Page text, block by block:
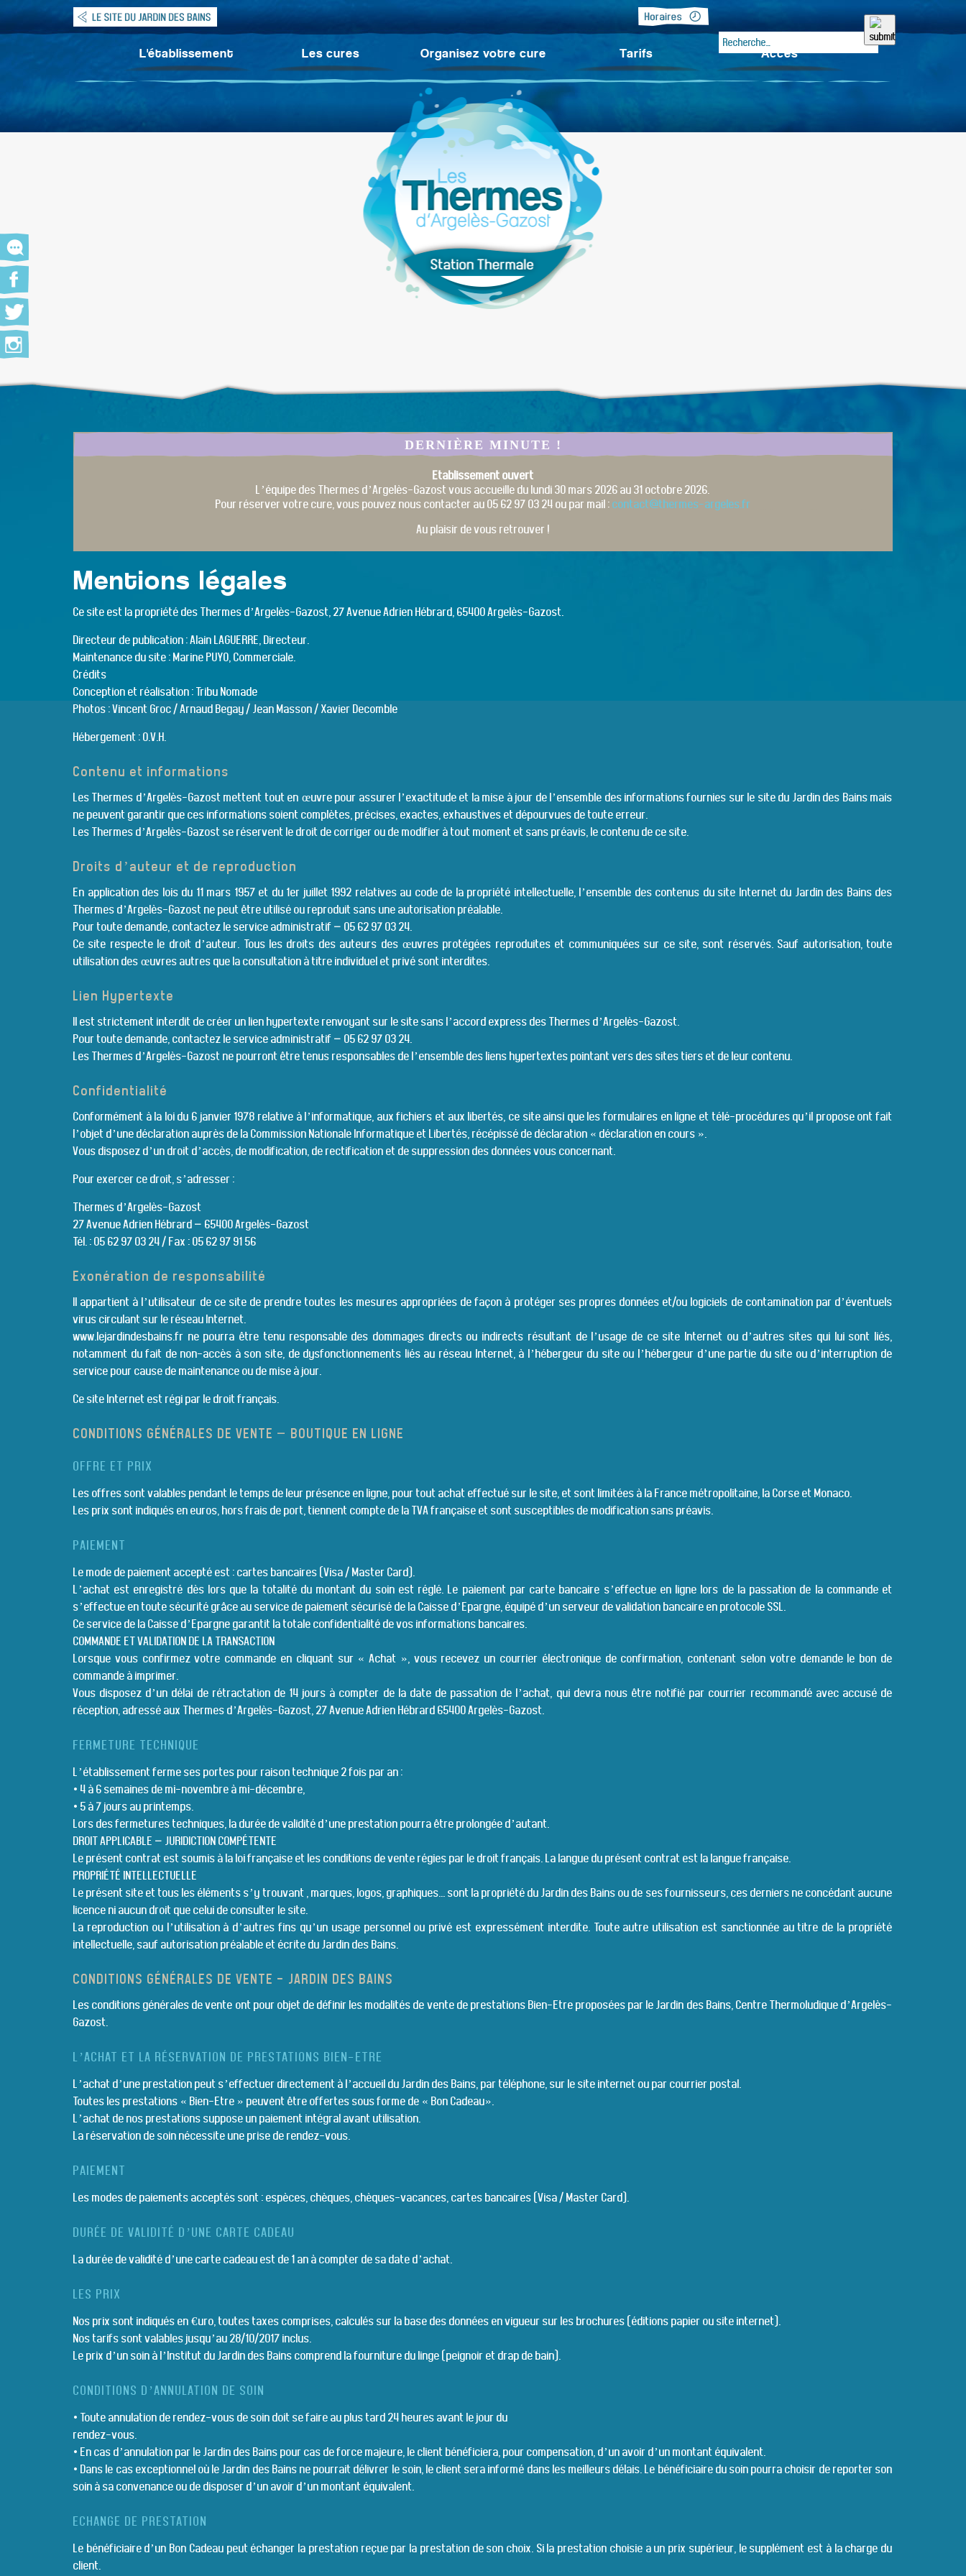
L'établissement Les cures Organisez votre cure Tarifs Accès
DERNIÈRE MINUTE !
Etablissement ouvert
L’équipe des Thermes d’Argelès-Gazost vous accueille du lundi 30 mars 2026 au 31 octobre 2026.
Pour réserver votre cure, vous pouvez nous contacter au 05 62 97 03 24 ou par mail : contact@thermes-argeles.fr
Au plaisir de vous retrouver !
Mentions légales
Ce site est la propriété des Thermes d’Argelès-Gazost, 27 Avenue Adrien Hébrard, 65400 Argelès-Gazost.
Directeur de publication : Alain LAGUERRE, Directeur.
Maintenance du site : Marine PUYO, Commerciale.
Crédits
Conception et réalisation : Tribu Nomade
Photos : Vincent Groc / Arnaud Begay / Jean Masson / Xavier Decomble
Hébergement : O.V.H.
Contenu et informations
Les Thermes d’Argelès-Gazost mettent tout en œuvre pour assurer l’exactitude et la mise à jour de l’ensemble des informations fournies sur le site du Jardin des Bains mais
ne peuvent garantir que ces informations soient complètes, précises, exactes, exhaustives et dépourvues de toute erreur.
Les Thermes d’Argelès-Gazost se réservent le droit de corriger ou de modifier à tout moment et sans préavis, le contenu de ce site.
Droits d’auteur et de reproduction
En application des lois du 11 mars 1957 et du 1er juillet 1992 relatives au code de la propriété intellectuelle, l’ensemble des contenus du site Internet du Jardin des Bains des
Thermes d’Argelès-Gazost ne peut être utilisé ou reproduit sans une autorisation préalable.
Pour toute demande, contactez le service administratif – 05 62 97 03 24.
Ce site respecte le droit d’auteur. Tous les droits des auteurs des œuvres protégées reproduites et communiquées sur ce site, sont réservés. Sauf autorisation, toute
utilisation des œuvres autres que la consultation à titre individuel et privé sont interdites.
Lien Hypertexte
Il est strictement interdit de créer un lien hypertexte renvoyant sur le site sans l’accord express des Thermes d’Argelès-Gazost.
Pour toute demande, contactez le service administratif – 05 62 97 03 24.
Les Thermes d’Argelès-Gazost ne pourront être tenus responsables de l’ensemble des liens hypertextes pointant vers des sites tiers et de leur contenu.
Confidentialité
Conformément à la loi du 6 janvier 1978 relative à l’informatique, aux fichiers et aux libertés, ce site ainsi que les formulaires en ligne et télé-procédures qu’il propose ont fait
l’objet d’une déclaration auprès de la Commission Nationale Informatique et Libertés, récépissé de déclaration « déclaration en cours ».
Vous disposez d’un droit d’accès, de modification, de rectification et de suppression des données vous concernant.
Pour exercer ce droit, s’adresser :
Thermes d’Argelès-Gazost
27 Avenue Adrien Hébrard – 65400 Argelès-Gazost
Tél. : 05 62 97 03 24 / Fax : 05 62 97 91 56
Exonération de responsabilité
Il appartient à l’utilisateur de ce site de prendre toutes les mesures appropriées de façon à protéger ses propres données et/ou logiciels de contamination par d’éventuels
virus circulant sur le réseau Internet.
www.lejardindesbains.fr ne pourra être tenu responsable des dommages directs ou indirects résultant de l’usage de ce site Internet ou d’autres sites qui lui sont liés,
notamment du fait de non-accès à son site, de dysfonctionnements liés au réseau Internet, à l’hébergeur du site ou l’hébergeur d’une partie du site ou d’interruption de
service pour cause de maintenance ou de mise à jour.
Ce site Internet est régi par le droit français.
CONDITIONS GÉNÉRALES DE VENTE – BOUTIQUE EN LIGNE
OFFRE ET PRIX
Les offres sont valables pendant le temps de leur présence en ligne, pour tout achat effectué sur le site, et sont limitées à la France métropolitaine, la Corse et Monaco.
Les prix sont indiqués en euros, hors frais de port, tiennent compte de la TVA française et sont susceptibles de modification sans préavis.
PAIEMENT
Le mode de paiement accepté est : cartes bancaires (Visa / Master Card).
L’achat est enregistré dès lors que la totalité du montant du soin est réglé. Le paiement par carte bancaire s’effectue en ligne lors de la passation de la commande et
s’effectue en toute sécurité grâce au service de paiement sécurisé de la Caisse d’Epargne, équipé d’un serveur de validation bancaire en protocole SSL.
Ce service de la Caisse d’Epargne garantit la totale confidentialité de vos informations bancaires.
COMMANDE ET VALIDATION DE LA TRANSACTION
Lorsque vous confirmez votre commande en cliquant sur « Achat », vous recevez un courrier électronique de confirmation, contenant selon votre demande le bon de
commande à imprimer.
Vous disposez d’un délai de rétractation de 14 jours à compter de la date de passation de l’achat, qui devra nous être notifié par courrier recommandé avec accusé de
réception, adressé aux Thermes d’Argelès-Gazost, 27 Avenue Adrien Hébrard 65400 Argelès-Gazost.
FERMETURE TECHNIQUE
L’établissement ferme ses portes pour raison technique 2 fois par an :
• 4 à 6 semaines de mi-novembre à mi-décembre,
• 5 à 7 jours au printemps.
Lors des fermetures techniques, la durée de validité d’une prestation pourra être prolongée d’autant.
DROIT APPLICABLE – JURIDICTION COMPÉTENTE
Le présent contrat est soumis à la loi française et les conditions de vente régies par le droit français. La langue du présent contrat est la langue française.
PROPRIÉTÉ INTELLECTUELLE
Le présent site et tous les éléments s’y trouvant , marques, logos, graphiques... sont la propriété du Jardin des Bains ou de ses fournisseurs, ces derniers ne concédant aucune
licence ni aucun droit que celui de consulter le site.
La reproduction ou l’utilisation à d’autres fins qu’un usage personnel ou privé est expressément interdite. Toute autre utilisation est sanctionnée au titre de la propriété
intellectuelle, sauf autorisation préalable et écrite du Jardin des Bains.
CONDITIONS GÉNÉRALES DE VENTE - JARDIN DES BAINS
Les conditions générales de vente ont pour objet de définir les modalités de vente de prestations Bien-Etre proposées par le Jardin des Bains, Centre Thermoludique d’Argelès-
Gazost.
L’ACHAT ET LA RÉSERVATION DE PRESTATIONS BIEN-ETRE
L’achat d’une prestation peut s’effectuer directement à l’accueil du Jardin des Bains, par téléphone, sur le site internet ou par courrier postal.
Toutes les prestations « Bien-Etre » peuvent être offertes sous forme de « Bon Cadeau».
L’achat de nos prestations suppose un paiement intégral avant utilisation.
La réservation de soin nécessite une prise de rendez-vous.
PAIEMENT
Les modes de paiements acceptés sont : espèces, chèques, chèques-vacances, cartes bancaires (Visa / Master Card).
DURÉE DE VALIDITÉ D’UNE CARTE CADEAU
La durée de validité d’une carte cadeau est de 1 an à compter de sa date d’achat.
LES PRIX
Nos prix sont indiqués en €uro, toutes taxes comprises, calculés sur la base des données en vigueur sur les brochures (éditions papier ou site internet).
Nos tarifs sont valables jusqu’au 28/10/2017 inclus.
Le prix d’un soin à l’Institut du Jardin des Bains comprend la fourniture du linge (peignoir et drap de bain).
CONDITIONS D’ANNULATION DE SOIN
• Toute annulation de rendez-vous de soin doit se faire au plus tard 24 heures avant le jour du
rendez-vous.
• En cas d’annulation par le Jardin des Bains pour cas de force majeure, le client bénéficiera, pour compensation, d’un avoir d’un montant équivalent.
• Dans le cas exceptionnel où le Jardin des Bains ne pourrait délivrer le soin, le client sera informé dans les meilleurs délais. Le bénéficiaire du soin pourra choisir de reporter son
soin à sa convenance ou de disposer d’un avoir d’un montant équivalent.
ECHANGE DE PRESTATION
Le bénéficiaire d’un Bon Cadeau peut échanger la prestation reçue par la prestation de son choix. Si la prestation choisie a un prix supérieur, le supplément est à la charge du
client.